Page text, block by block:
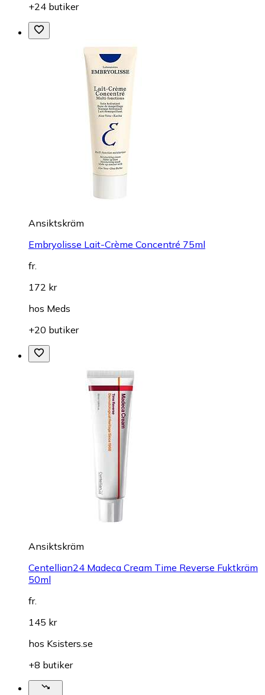
+24 butiker
Ansiktskräm
Embryolisse Lait-Crème Concentré 75ml
fr.
172 kr
hos Meds
+20 butiker
Ansiktskräm
Centellian24 Madeca Cream Time Reverse Fuktkräm
50ml
fr.
145 kr
hos Ksisters.se
+8 butiker